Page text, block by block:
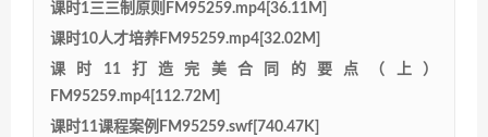
课时1三三制原则FM95259.mp4[36.11M]
课时10人才培养FM95259.mp4[32.02M]
课时11打造完美合同的要点（上）
FM95259.mp4[112.72M]
课时11课程案例FM95259.swf[740.47K]